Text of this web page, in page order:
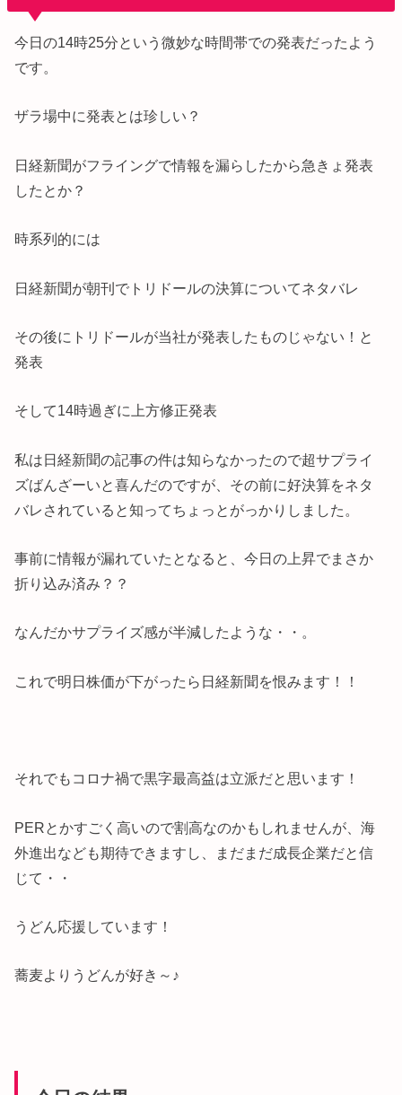
今日の14時25分という微妙な時間帯での発表だったよう
です。
ザラ場中に発表とは珍しい？
日経新聞がフライングで情報を漏らしたから急きょ発表
したとか？
時系列的には
日経新聞が朝刊でトリドールの決算についてネタバレ
その後にトリドールが当社が発表したものじゃない！と
発表
そして14時過ぎに上方修正発表
私は日経新聞の記事の件は知らなかったので超サプライ
ズばんざーいと喜んだのですが、その前に好決算をネタ
バレされていると知ってちょっとがっかりしました。
事前に情報が漏れていたとなると、今日の上昇でまさか
折り込み済み？？
なんだかサプライズ感が半減したような・・。
これで明日株価が下がったら日経新聞を恨みます！！
それでもコロナ禍で黒字最高益は立派だと思います！
PERとかすごく高いので割高なのかもしれませんが、海
外進出なども期待できますし、まだまだ成長企業だと信
じて・・
うどん応援しています！
蕎麦よりうどんが好き～♪